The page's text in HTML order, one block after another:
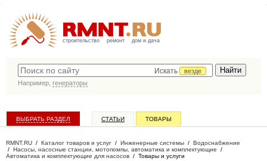
строительство ремонт дом и дача
Искать
везде
Например, генераторы
ВЫБРАТЬ РАЗДЕЛ СТАТЬИ ТОВАРЫ
RMNT.RU / Каталог товаров и услуг / Инженерные системы / Водоснабжение
/ Насосы, насосные станции, мотопомпы, автоматика и комплектующие /
Автоматика и комплектующие для насосов / Товары и услуги